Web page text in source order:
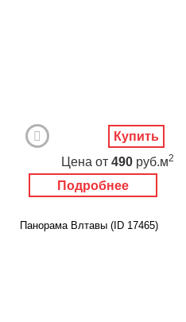
Подробнее
Цена от 490 руб.м2
Купить
Панорама Влтавы (ID 17465)